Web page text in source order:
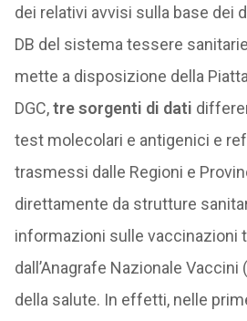
dei relativi avvisi sulla base dei
DB del sistema tessere
mette a disposizione della
DGC,tre sorgenti di dati
test molecolari e antigenici e
trasmessi dalle Regioni e
direttamente da strutture
informazioni sulle vaccinazioni
dall’Anagrafe Nazionale
della salute. In effetti, nelle